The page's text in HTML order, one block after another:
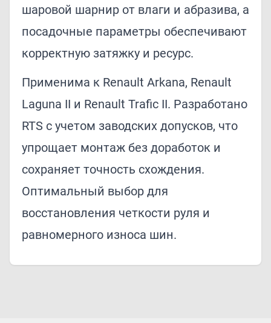
шаровой шарнир от влаги и абразива, а
посадочные параметры обеспечивают
корректную затяжку и ресурс.
Применима к Renault Arkana, Renault
Laguna II и Renault Trafic II. Разработано
RTS с учетом заводских допусков, что
упрощает монтаж без доработок и
сохраняет точность схождения.
Оптимальный выбор для
восстановления четкости руля и
равномерного износа шин.